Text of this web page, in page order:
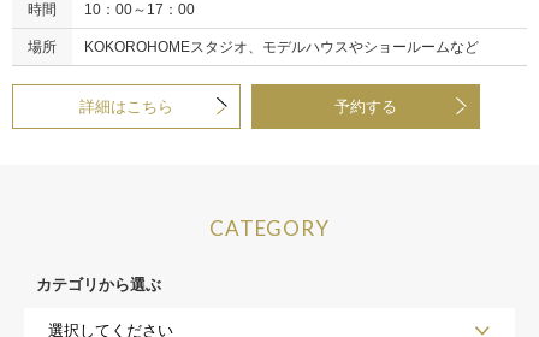
時間 10：00～17：00
場所 KOKOROHOMEスタジオ、モデルハウスやショールームなど
詳細はこちら 予約する
CATEGORY
カテゴリから選ぶ